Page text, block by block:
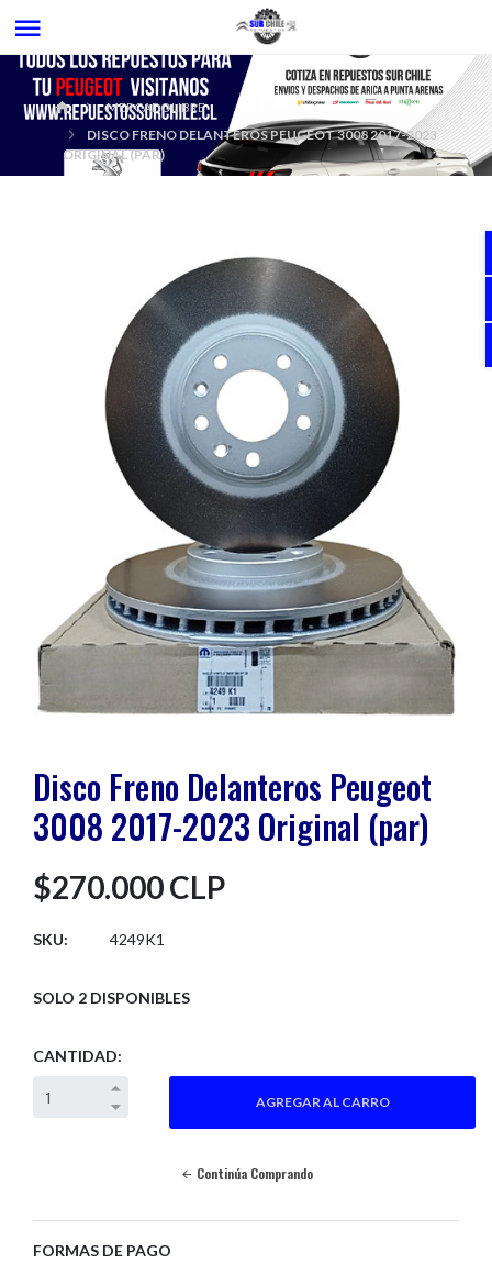
MERCADOLIBRE
DISCO FRENO DELANTEROS PEUGEOT 3008 2017-2023
ORIGINAL (PAR)
Disco Freno Delanteros Peugeot
3008 2017-2023 Original (par)
$270.000 CLP
SKU: 4249K1
SOLO 2 DISPONIBLES
CANTIDAD:
Continúa Comprando
FORMAS DE PAGO